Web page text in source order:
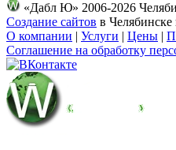
«Дабл Ю» 2006-2026
Создание сайтов в Челябинске
О компании | Услуги | Цены |
Соглашение на обработку